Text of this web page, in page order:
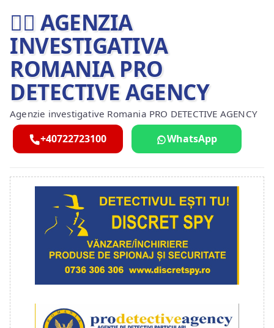
🕵️‍♂ AGENZIA
INVESTIGATIVA
ROMANIA PRO
DETECTIVE AGENCY
Agenzie investigative Romania PRO DETECTIVE AGENCY
+40722723100 WhatsApp